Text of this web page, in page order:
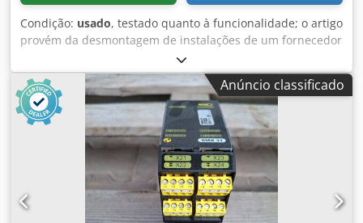
Condição: usado, testado quanto à funcionalidade; o artigo
provém da desmontagem de instalações de um fornecedor
de componentes para a indústria automóvel Cjdpfxezmm
Nij Ah Aeha Fabricante: Igus Tipo: i6FX8002-5DQ38
Descrição: Cabo de sinal Chainflex da Igus, adequado para
controladores Siemens. Especialmente concebido para
aplicações com movimento e sistemas de guias de cabos,
com longa vida útil.
Anúncio classificado